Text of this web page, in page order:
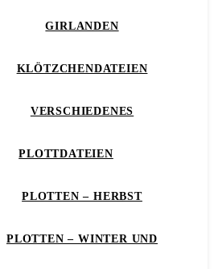
GIRLANDEN
KLÖTZCHENDATEIEN
VERSCHIEDENES
PLOTTDATEIEN
PLOTTEN – HERBST
PLOTTEN – WINTER UND